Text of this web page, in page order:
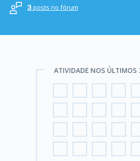
3 posts no fórum
ATIVIDADE NOS ÚLTIMOS